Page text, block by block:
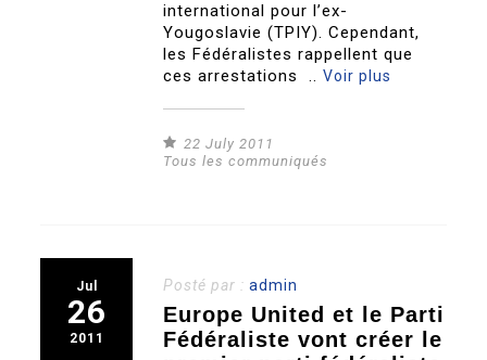
international pour l’ex-
Yougoslavie (TPIY). Cependant,
les Fédéralistes rappellent que
ces arrestations ..Voir plus
22 July 2011
Tous les communiqués
Jul
26
2011
Posté par :admin
Europe United et le Parti
Fédéraliste vont créer le